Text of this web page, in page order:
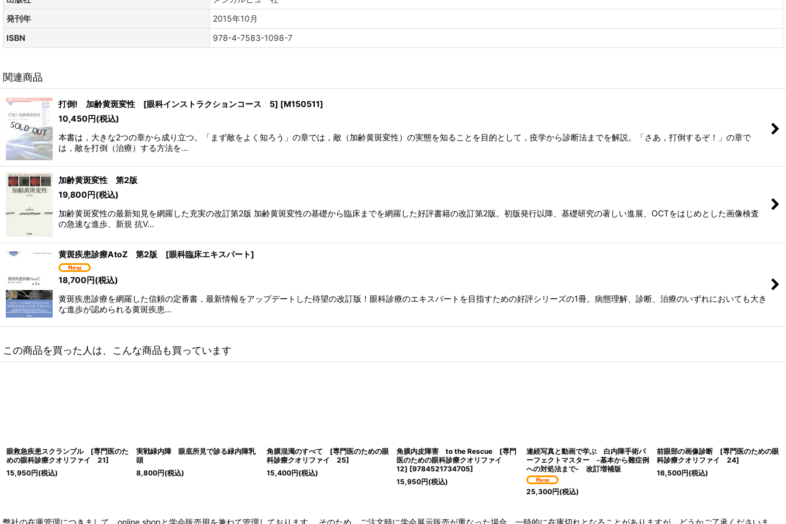
発刊年
2015年10月
ISBN
978-4-7583-1098-7
関連商品
打倒! 加齢黄斑変性 [眼科インストラクションコース 5] [M150511]
10,450円(税込)
本書は，大きな2つの章から成り立つ。「まず敵をよく知ろう」の章では，敵（加齢黄斑変性）の実態を知ることを目的として，疫学から診断法までを解説。「さあ，打倒するぞ！」の章で
は，敵を打倒（治療）する方法を…
加齢黄斑変性 第2版
19,800円(税込)
加齢黄斑変性の最新知見を網羅した充実の改訂第2版 加齢黄斑変性の基礎から臨床までを網羅した好評書籍の改訂第2版。初版発行以降、基礎研究の著しい進展、OCTをはじめとした画像検査
の急速な進歩、新規 抗V…
黄斑疾患診療AtoZ 第2版 [眼科臨床エキスパート]
18,700円(税込)
黄斑疾患診療を網羅した信頼の定番書，最新情報をアップデートした待望の改訂版！眼科診療のエキスパートを目指すための好評シリーズの1冊。病態理解、診断、治療のいずれにおいても大き
な進歩が認められる黄斑疾患…
この商品を買った人は、こんな商品も買っています
眼救急疾患スクランブル [専門医のた
めの眼科診療クオリファイ 21]
15,950円(税込)
実戦緑内障 眼底所見で診る緑内障乳
頭
8,800円(税込)
角膜混濁のすべて [専門医のための眼
科診療クオリファイ 25]
15,400円(税込)
角膜内皮障害 to the Rescue [専門
医のための眼科診療クオリファイ
12] [9784521734705]
15,950円(税込)
連続写真と動画で学ぶ 白内障手術パ
ーフェクトマスター -基本から難症例
への対処法まで- 改訂増補版
25,300円(税込)
前眼部の画像診断 [専門医のための眼
科診療クオリファイ 24]
16,500円(税込)
弊社の在庫管理につきまして、online shopと学会販売用を兼ねて管理しております。 そのため、ご注文時に学会展示販売が重なった場合、一時的に在庫切れとなることがありますが、どうかご了承くださいま